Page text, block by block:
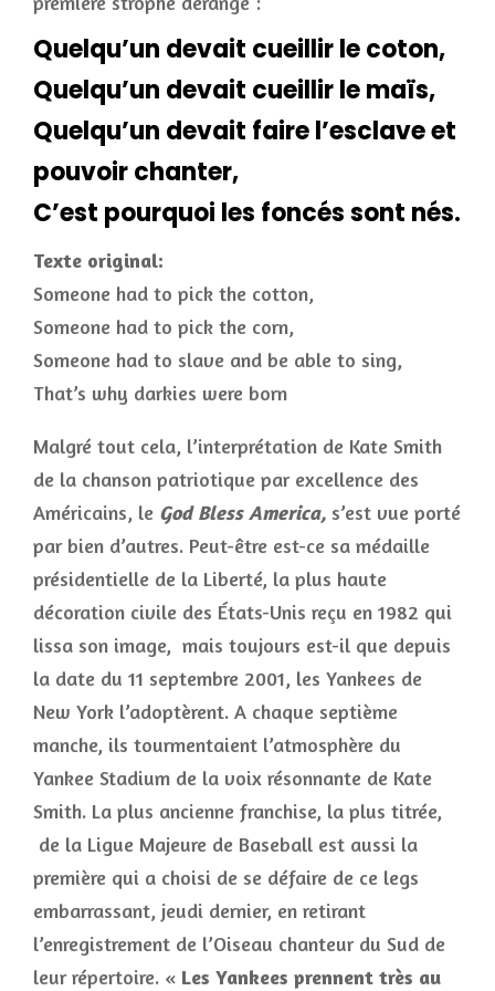
Quelqu’un devait cueillir le coton,
Quelqu’un devait cueillir le maïs,
Quelqu’un devait faire l’esclave et
pouvoir chanter,
C’est pourquoi les foncés sont nés.
Texte original:
Someone had to pick the cotton,
Someone had to pick the corn,
Someone had to slave and be able to sing,
That’s why darkies were born
Malgré tout cela, l’interprétation de Kate Smith
de la chanson patriotique par excellence des
Américains, le God Bless America, s’est vue porté
par bien d’autres. Peut-être est-ce sa médaille
présidentielle de la Liberté, la plus haute
décoration civile des États-Unis reçu en 1982 qui
lissa son image, mais toujours est-il que depuis
la date du 11 septembre 2001, les Yankees de
New York l’adoptèrent. A chaque septième
manche, ils tourmentaient l’atmosphère du
Yankee Stadium de la voix résonnante de Kate
Smith. La plus ancienne franchise, la plus titrée,
de la Ligue Majeure de Baseball est aussi la
première qui a choisi de se défaire de ce legs
embarrassant, jeudi dernier, en retirant
l’enregistrement de l’Oiseau chanteur du Sud de
leur répertoire. « Les Yankees prennent très au